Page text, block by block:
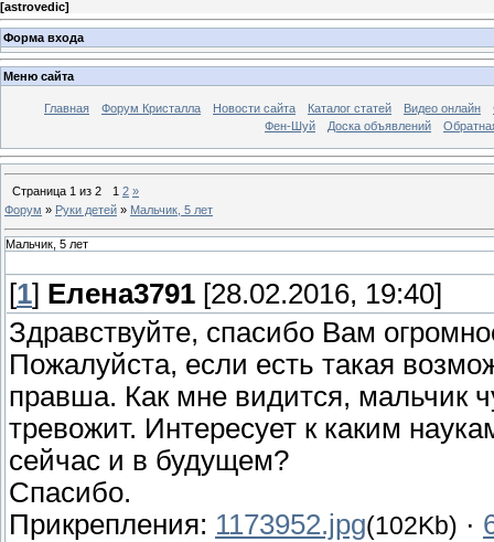
[astrovedic]
Форма входа
Меню сайта
Главная Форум Кристалла Новости сайта Каталог статей Видео онлайн
Фен-Шуй
Доска объявлений
Страница 1 из 2 1 2 »
Форум » Руки детей » Мальчик, 5 лет
Мальчик, 5 лет
[1] Елена3791 [28.02.2016, 19:40]
Здравствуйте, спасибо Вам
Пожалуйста, если есть такая
правша. Как мне видится, мальчик
тревожит. Интересует к каким
сейчас и в будущем?
Спасибо.
Прикрепления: 1173952.jpg(102Kb) ·